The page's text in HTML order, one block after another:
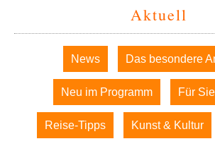
Aktuell
Navigation
News Das besondere
Neu im Programm Für
Reise-Tipps Kunst & Kultur